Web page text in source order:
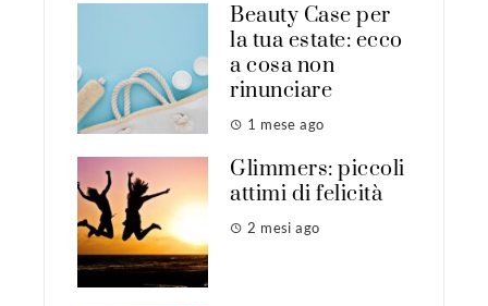
Beauty Case per
la tua estate: ecco
a cosa non
rinunciare
1 mese ago
Glimmers: piccoli
attimi di felicità
2 mesi ago